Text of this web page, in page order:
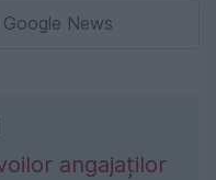
News
angajaților